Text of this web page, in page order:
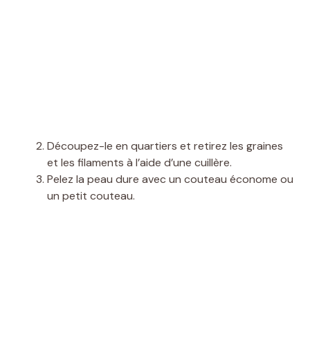
Découpez-le en quartiers et retirez les graines
et les filaments à l’aide d’une cuillère.
Pelez la peau dure avec un couteau économe ou
un petit couteau.